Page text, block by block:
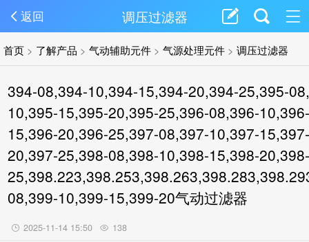
返回 调压过滤器
首页 > 了解产品 >气动辅助元件 >气源处理元件 >调压过滤器
394-08,394-10,394-15,394-20,394-25,395-
10,395-15,395-20,395-25,396-08,396-10,396-
15,396-20,396-25,397-08,397-10,397-15,397-
20,397-25,398-08,398-10,398-15,398-20,398-
08,399-10,399-15,399-20气动过滤器
2025-11-14 15:50 138